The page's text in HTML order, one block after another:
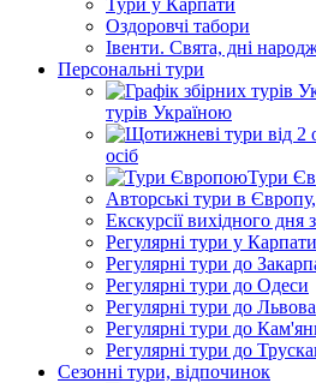
Тури у Карпати
Оздоровчі табори
Івенти. Свята, дні
Персональні тури
турів Україною
осіб
Тури
Авторські тури в
Екскурсії вихідного дня
Регулярні тури у Карпати
Регулярні тури до
Регулярні тури до Одеси
Регулярні тури до Львова
Регулярні тури до
Регулярні тури до
Сезонні тури, відпочинок